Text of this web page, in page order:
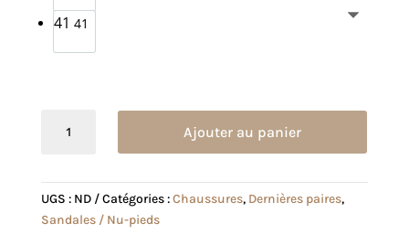
41 41
Andréa
noire
Ajouter au panier
UGS : ND Catégories :Chaussures, Dernières paires,
Sandales / Nu-pieds